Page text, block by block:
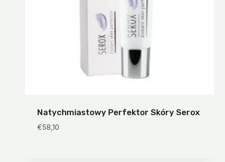
Natychmiastowy Perfektor Skóry Serox
€58,10